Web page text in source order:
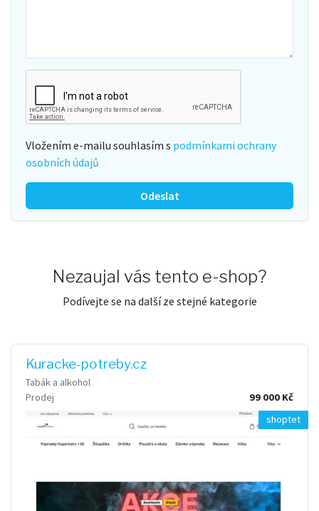
Vložením e-mailu souhlasím s podmínkami ochrany
osobních údajů
Odeslat
Nezaujal vás tento e-shop?
Podívejte se na další ze stejné kategorie
Kuracke-potreby.cz
Tabák a alkohol
Prodej
99 000 Kč
shoptet